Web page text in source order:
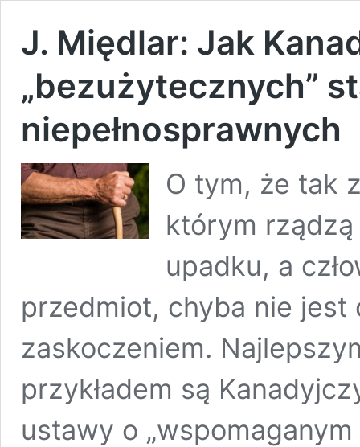
J. Międlar: Jak
„bezużytecznych”
niepełnosprawnych
O tym, że tak
którym
upadku, a
przedmiot, chyba nie jest
zaskoczeniem.
przykładem są
ustawy o